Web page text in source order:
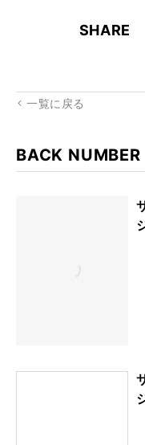
SHARE
一覧に戻る
BACK NUMBER